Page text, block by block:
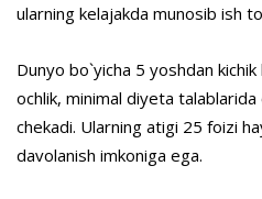
ularning kelajakda munosib ish
Dunyo bo`yicha 5 yoshdan
ochlik, minimal diyeta
chekadi. Ularning atigi 25 foizi
davolanish imkoniga ega.